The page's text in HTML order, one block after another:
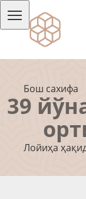
Бош сахифа
Лойиҳа
39